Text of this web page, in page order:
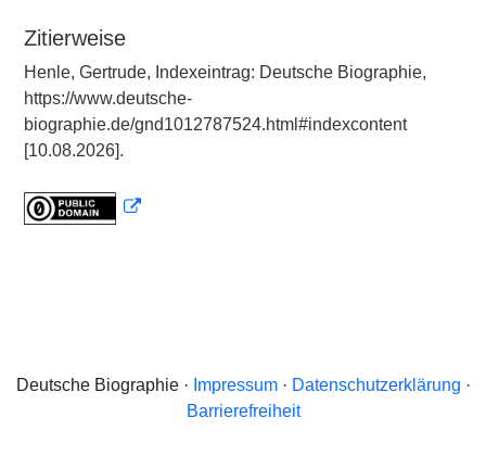
Zitierweise
Henle, Gertrude, Indexeintrag: Deutsche Biographie,
https://www.deutsche-
biographie.de/gnd1012787524.html#indexcontent
[10.08.2026].
Deutsche Biographie · Impressum· Datenschutzerklärung ·
Barrierefreiheit